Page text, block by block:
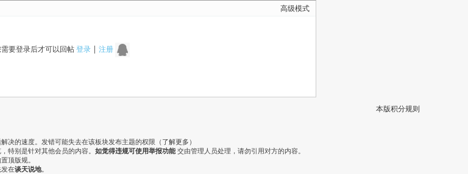
高级模式
要登录后才可以回帖登录| 注册
本版积分规则
解决的速度。发错可能失去在该板块发布主题的权限（ 了解更多 ）
特别是针对其他会员的内容。 如觉得违规可使用举报功能 交由管理人员处理，请勿引用对方的内容。
顶版规。
在谈天说地。